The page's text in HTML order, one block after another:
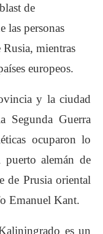
de
las personas
mientras
europeos.
y la ciudad
Segunda Guerra
ocuparon lo
puerto alemán de
de Prusia oriental
Emanuel Kant.
es un